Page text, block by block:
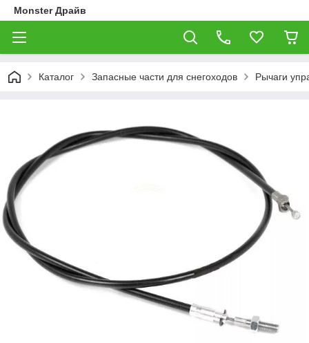
Monster Драйв
Каталог Запасные части для снегоходов Рычаги